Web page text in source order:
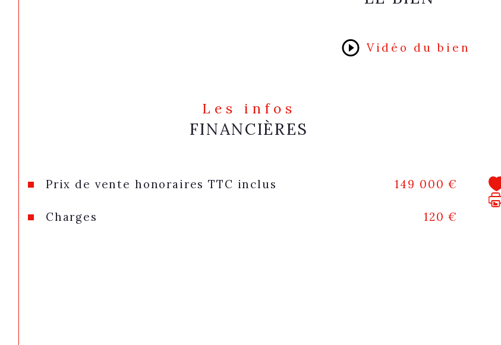
Vidéo du bien
Les infos
FINANCIÈRES
Prix de vente honoraires TTC inclus 149 000 €
Charges 120 €